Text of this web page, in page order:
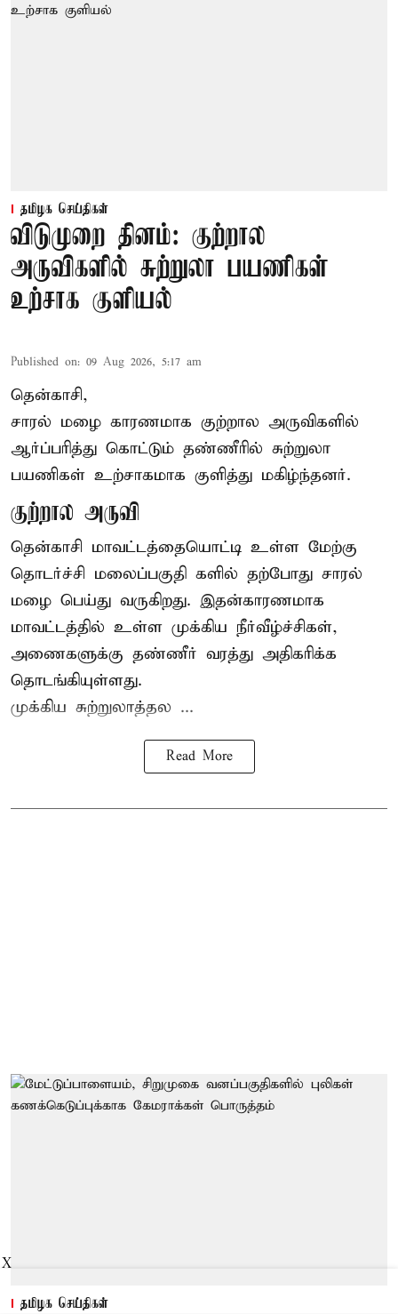
தமிழக செய்திகள்
விடுமுறை தினம்: குற்றால
அருவிகளில் சுற்றுலா பயணிகள்
உற்சாக குளியல்
Published on: 09 Aug 2026, 5:17 am
தென்காசி,
சாரல் மழை காரணமாக குற்றால அருவிகளில்
ஆர்ப்பரித்து கொட்டும் தண்ணீரில் சுற்றுலா
பயணிகள் உற்சாகமாக குளித்து மகிழ்ந்தனர்.
குற்றால அருவி
தென்காசி மாவட்டத்தையொட்டி உள்ள மேற்கு
தொடர்ச்சி மலைப்பகுதி களில் தற்போது சாரல்
மழை பெய்து வருகிறது. இதன்காரணமாக
மாவட்டத்தில் உள்ள முக்கிய நீர்வீழ்ச்சிகள்,
அணைகளுக்கு தண்ணீர் வரத்து அதிகரிக்க
தொடங்கியுள்ளது.
முக்கிய சுற்றுலாத்தல ...
Read More
தமிழக செய்திகள்
X